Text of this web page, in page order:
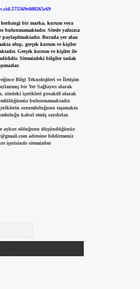
herhangi bir marka, kurum veya
bulunmamaktadır. Sitede yalnızca
paylaşılmaktadır. Burada yer alan
olup, gerçek kurum ve kişiler
Gerçek kurum ve kişiler ile
Sitemizdeki bilgiler taslak
Bilgi Teknolojileri ve İletişim
bir Yer Sağlayıcı olarak
sitedeki içerikleri proaktif olarak
bulunmamaktadır.
sorumluluğunu taşımakta
kabul etmiş sayılırlar.
aykırı olduğunu düşündüğünüz
adresine bildirmeniz
içerisinde sitemizden